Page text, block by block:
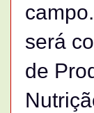
será
de